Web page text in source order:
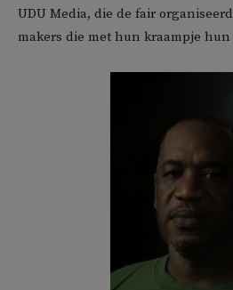
UDU Media, die de fair
makers die met hun kraampje